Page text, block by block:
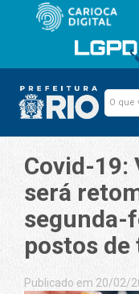
Covid-19:
será
segunda-
postos de
Publicado em 20/02/